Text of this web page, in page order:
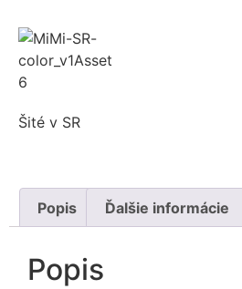
Šité v SR
Popis Ďalšie informácie
Popis